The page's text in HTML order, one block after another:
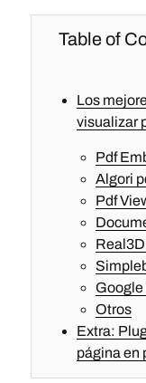
Table of
Los
visualizar
Pdf
Algori
Pdf
Otros
Extra:
página en